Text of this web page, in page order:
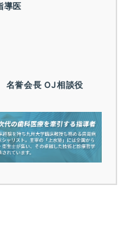
導医
誉会長 OJ相談役